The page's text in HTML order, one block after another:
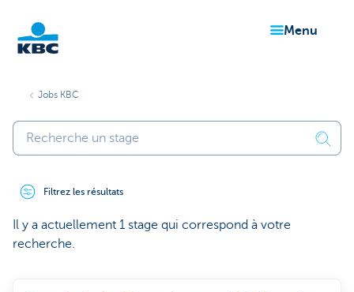
menu
Jobs KBC
Filtrez les résultats
Il y a actuellement 1 stage qui correspond à votre
recherche.